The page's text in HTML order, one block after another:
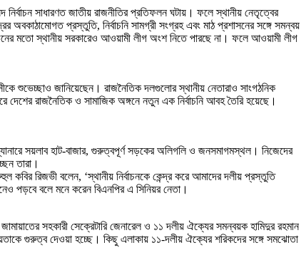
নির্বাচন সাধারণত জাতীয় রাজনীতির প্রতিফলন ঘটায়। ফলে স্থানীয় নেতৃত্বের
অবকাঠামোগত প্রস্তুতি, নির্বাচনি সামগ্রী সংগ্রহ এবং মাঠ প্রশাসনের সঙ্গে সমন্বয়
মতো স্থানীয় সরকারেও আওয়ামী লীগ অংশ নিতে পারছে না। ফলে আওয়ামী লীগ
শুভেচ্ছাও জানিয়েছেন। রাজনৈতিক দলগুলোর স্থানীয় নেতারাও সাংগঠনিক
দেশের রাজনৈতিক ও সামাজিক অঙ্গনে নতুন এক নির্বাচনি আবহ তৈরি হয়েছে।
সয়লাব হাট-বাজার, গুরুত্বপূর্ণ সড়কের অলিগলি ও জনসমাগমস্থল। নিজেদের
তারা।
কবির রিজভী বলেন, ‘স্থানীয় নির্বাচনকে কেন্দ্র করে আমাদের দলীয় প্রস্তুতি
পড়বে বলে মনে করেন বিএনপির এ সিনিয়র নেতা।
সহকারী সেক্রেটারি জেনারেল ও ১১ দলীয় ঐক্যের সমন্বয়ক হামিদুর রহমান
গুরুত্ব দেওয়া হচ্ছে। কিছু এলাকায় ১১-দলীয় ঐক্যের শরিকদের সঙ্গে সমঝোতা